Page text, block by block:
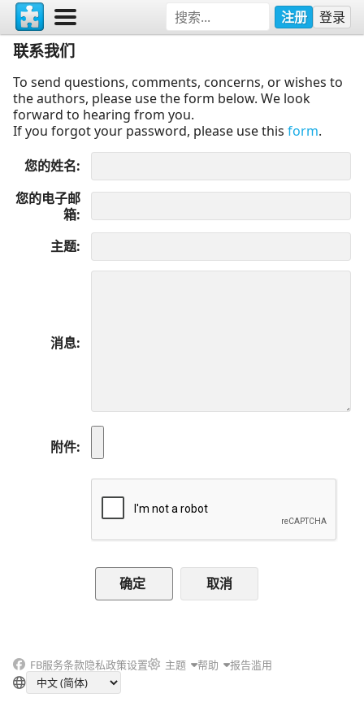
注册 登录
联系我们
To send questions, comments, concerns, or wishes to
the authors, please use the form below. We look
forward to hearing from you.
If you forgot your password, please use this form.
您的姓名
您的电子邮
箱
主题
消息
附件
取消
FB服务条款隐私政策设置 主题 帮助 报告滥用